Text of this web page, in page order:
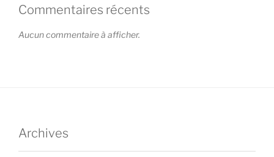
Commentaires récents
Aucun commentaire à afficher.
Archives